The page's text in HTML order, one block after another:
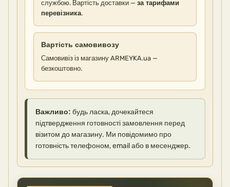
службою. Вартість доставки — за тарифами
перевізника.
Вартість самовивозу
Самовивіз із магазину ARMEYKA.ua —
безкоштовно.
Важливо: будь ласка, дочекайтеся
підтвердження готовності замовлення перед
візитом до магазину. Ми повідомимо про
готовність телефоном, email або в месенджер.